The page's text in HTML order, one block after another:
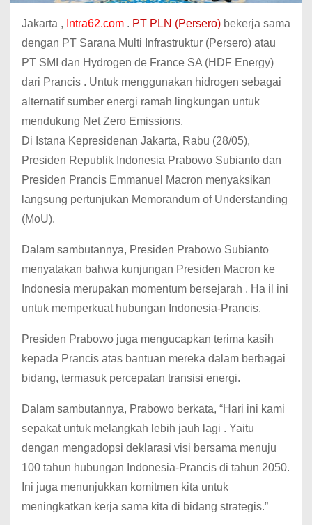
Jakarta , Intra62.com . PT PLN (Persero) bekerja sama
dengan PT Sarana Multi Infrastruktur (Persero) atau
PT SMI dan Hydrogen de France SA (HDF Energy)
dari Prancis . Untuk menggunakan hidrogen sebagai
alternatif sumber energi ramah lingkungan untuk
mendukung Net Zero Emissions.
Di Istana Kepresidenan Jakarta, Rabu (28/05),
Presiden Republik Indonesia Prabowo Subianto dan
Presiden Prancis Emmanuel Macron menyaksikan
langsung pertunjukan Memorandum of Understanding
(MoU).
Dalam sambutannya, Presiden Prabowo Subianto
menyatakan bahwa kunjungan Presiden Macron ke
Indonesia merupakan momentum bersejarah . Ha il ini
untuk memperkuat hubungan Indonesia-Prancis.
Presiden Prabowo juga mengucapkan terima kasih
kepada Prancis atas bantuan mereka dalam berbagai
bidang, termasuk percepatan transisi energi.
Dalam sambutannya, Prabowo berkata, “Hari ini kami
sepakat untuk melangkah lebih jauh lagi . Yaitu
dengan mengadopsi deklarasi visi bersama menuju
100 tahun hubungan Indonesia-Prancis di tahun 2050.
Ini juga menunjukkan komitmen kita untuk
meningkatkan kerja sama kita di bidang strategis.”